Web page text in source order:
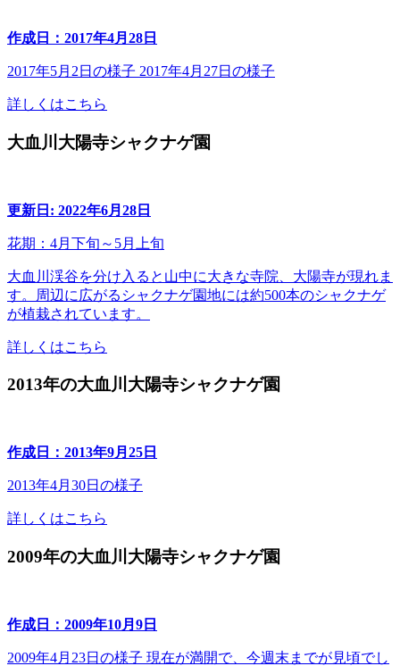
作成日：2017年4月28日
2017年5月2日の様子 2017年4月27日の様子
詳しくはこちら
大血川大陽寺シャクナゲ園
更新日: 2022年6月28日
花期：4月下旬～5月上旬
大血川渓谷を分け入ると山中に大きな寺院、大陽寺が現れま
す。周辺に広がるシャクナゲ園地には約500本のシャクナゲ
が植栽されています。
詳しくはこちら
2013年の大血川大陽寺シャクナゲ園
作成日：2013年9月25日
2013年4月30日の様子
詳しくはこちら
2009年の大血川大陽寺シャクナゲ園
作成日：2009年10月9日
2009年4月23日の様子 現在が満開で、今週末までが見頃でし